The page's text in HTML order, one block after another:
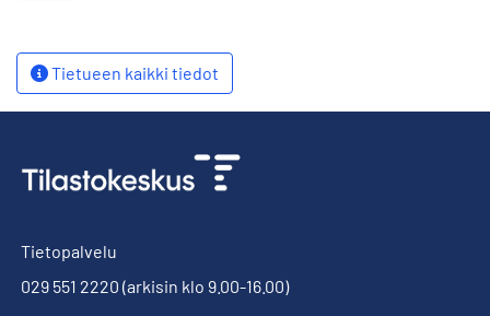
Tietueen kaikki tiedot
Tietopalvelu
029 551 2220 (arkisin klo 9.00-16.00)